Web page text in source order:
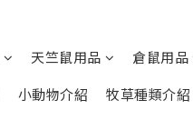
天竺鼠用品
倉鼠用品
小動物介紹 牧草種類介紹